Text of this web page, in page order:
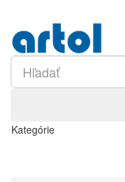
Kategórie